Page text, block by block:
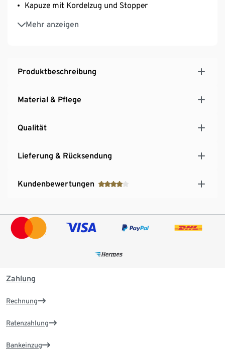
Kapuze mit Kordelzug und Stopper
Mehr anzeigen
Leichte, wärmende Wattierung
2-Wege-Reißverschluss
Produktbeschreibung
Material & Pflege
Qualität
Lieferung & Rücksendung
Kundenbewertungen
Zahlung
Rechnung
Ratenzahlung
Bankeinzug